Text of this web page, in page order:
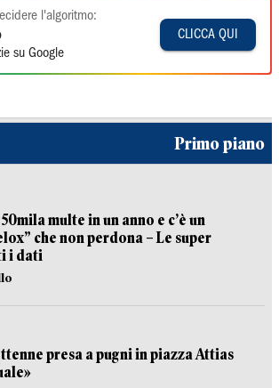
l'algoritmo:
su Google
CLICCA QUI
Primo piano
multe in un anno e c’è un
che non perdona – Le super
i dati
presa a pugni in piazza Attias